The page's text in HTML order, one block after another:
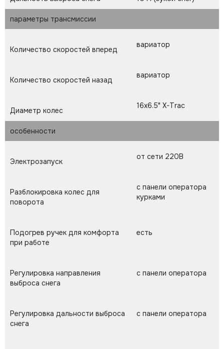
параметры трансмиссии
Количество скоростей вперед
вариатор
Количество скоростей назад
вариатор
Диаметр колес
16x6.5" X-Trac
особенности
Электрозапуск
от сети 220В
Разблокировка колес для
поворота
с панели оператора
курками
Подогрев ручек для комфорта
при работе
есть
Регулировка направления
выброса снега
с панели оператора
Регулировка дальности выброса
снега
с панели оператора